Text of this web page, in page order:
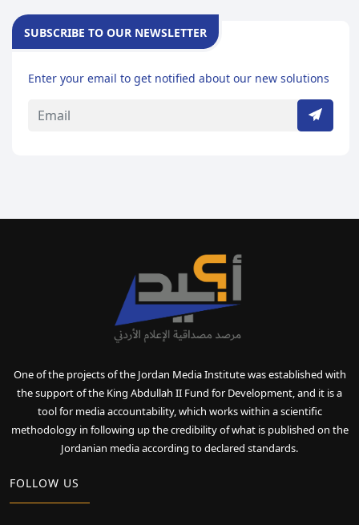
SUBSCRIBE TO OUR NEWSLETTER
Enter your email to get notified about our new solutions
One of the projects of the Jordan Media Institute was established with
the support of the King Abdullah II Fund for Development, and it is a
tool for media accountability, which works within a scientific
methodology in following up the credibility of what is published on the
Jordanian media according to declared standards.
FOLLOW US